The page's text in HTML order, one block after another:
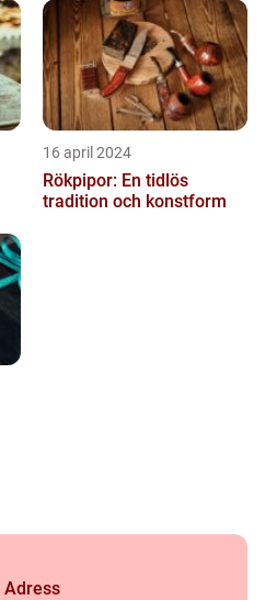
16 april 2024
Rökpipor: En tidlös
tradition och konstform
Adress